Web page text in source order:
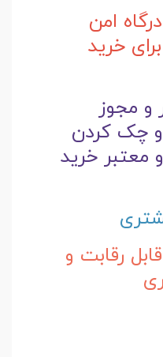
امن
خرید
و مجوز
و چک کردن
معتبر خرید
رقابت و